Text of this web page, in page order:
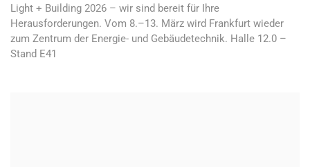
Light + Building 2026 – wir sind bereit für Ihre
Herausforderungen. Vom 8.–13. März wird Frankfurt wieder
zum Zentrum der Energie- und Gebäudetechnik. Halle 12.0 –
Stand E41